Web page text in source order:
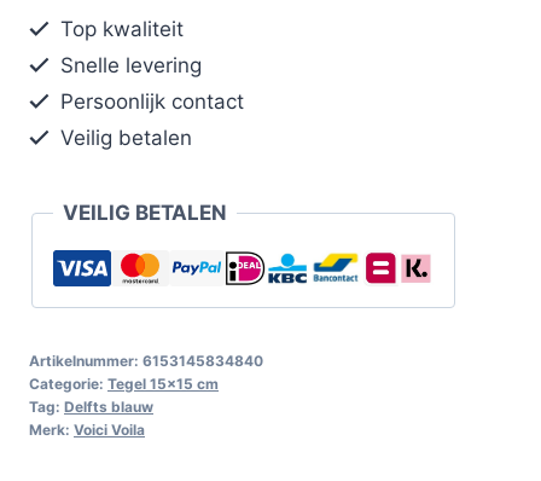
Top kwaliteit
Snelle levering
Persoonlijk contact
Veilig betalen
VEILIG BETALEN
Artikelnummer: 6153145834840
Categorie: Tegel 15x15 cm
Tag: Delfts blauw
Merk: Voici Voila